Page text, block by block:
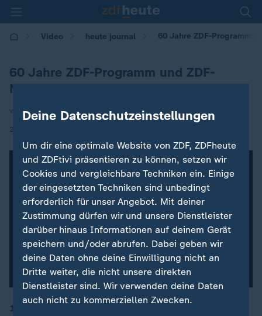
Video heute journal 60 Jahre ZDF-Programm
60 Jahre ZDF-Programm und ZDF-
Nachrichten
von Gerd Anhalt
26.03.2023 | 21:45
1963 wurde Fernsehen neu erfunden - von ZDF-
Deine Datenschutzeinstellungen
Um dir eine optimale Website von ZDF, ZDFheute
und ZDFtivi präsentieren zu können, setzen wir
Cookies und vergleichbare Techniken ein. Einige
der eingesetzten Techniken sind unbedingt
erforderlich für unser Angebot. Mit deiner
Zustimmung dürfen wir und unsere Dienstleister
darüber hinaus Informationen auf deinem Gerät
speichern und/oder abrufen. Dabei geben wir
deine Daten ohne deine Einwilligung nicht an
Dritte weiter, die nicht unsere direkten
Dienstleister sind. Wir verwenden deine Daten
auch nicht zu kommerziellen Zwecken.